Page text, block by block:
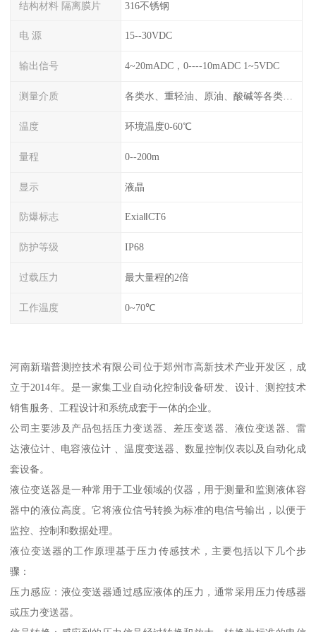
结构材料 隔离膜片 316不锈钢
电 源 15--30VDC
输出信号 4~20mADC，0----10mADC 1~5VDC
测量介质 各类水、重轻油、原油、酸碱等各类腐蚀液
温度 环境温度0-60℃
量程 0--200m
显示 液晶
防爆标志 ExiaⅡCT6
防护等级 IP68
过载压力 最大量程的2倍
工作温度 0~70℃
河南新瑞普测控技术有限公司位于郑州市高新技术产业开发区，成
立于2014年。是一家集工业自动化控制设备研发、设计、测控技术
销售服务、工程设计和系统成套于一体的企业。
公司主要涉及产品包括压力变送器、差压变送器、液位变送器、雷
达液位计、电容液位计 、温度变送器、数显控制仪表以及自动化成
套设备。
液位变送器是一种常用于工业领域的仪器，用于测量和监测液体容
器中的液位高度。它将液位信号转换为标准的电信号输出，以便于
监控、控制和数据处理。
液位变送器的工作原理基于压力传感技术，主要包括以下几个步
骤：
压力感应：液位变送器通过感应液体的压力，通常采用压力传感器
或压力变送器。